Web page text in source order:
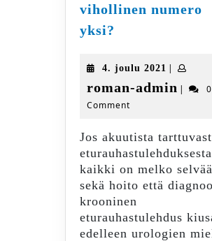
vihollinen numero
yksi?
nuorten
miesten
vihollinen
yksi?
4. joulu 2021 4.
joulu
|
roman-admin |
0
Comment
Jos akuutista
eturauhastulehduksesta
kaikki on melko selvää
sekä hoito että
krooninen
eturauhastulehdus
edelleen urologien